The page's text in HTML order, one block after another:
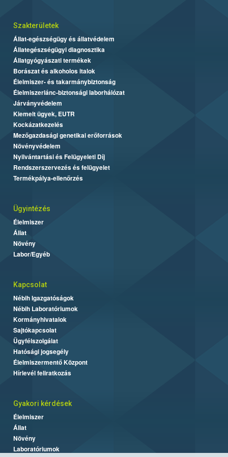
Szakterületek
Állat-egészségügy és állatvédelem
Állategészségügyi diagnosztika
Állatgyógyászati termékek
Borászat és alkoholos italok
Élelmiszer- és takarmánybiztonság
Élelmiszerlánc-biztonsági laborhálózat
Járványvédelem
Kiemelt ügyek, EUTR
Kockázatkezelés
Mezőgazdasági genetikai erőforrások
Növényvédelem
Nyilvántartási és Felügyeleti Díj
Rendszerszervezés és felügyelet
Termékpálya-ellenőrzés
Ügyintézés
Élelmiszer
Állat
Növény
Labor/Egyéb
Kapcsolat
Nébih Igazgatóságok
Nébih Laboratóriumok
Kormányhivatalok
Sajtókapcsolat
Ügyfélszolgálat
Hatósági jogsegély
Élelmiszermentő Központ
Hírlevél feliratkozás
Gyakori kérdések
Élelmiszer
Állat
Növény
Laboratóriumok